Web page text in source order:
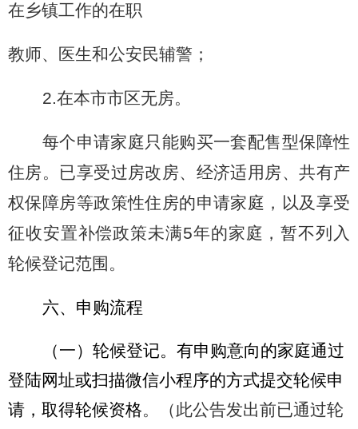
在乡镇工作的在职
教师、医生和公安民辅警；
2.在本市市区无房。
每个申请家庭只能购买一套配售型保障性
住房。已享受过房改房、经济适用房、共有产
权保障房等政策性住房的申请家庭，以及享受
征收安置补偿政策未满5年的家庭，暂不列入
轮候登记范围。
六、申购流程
（一）轮候登记。有申购意向的家庭通过
登陆网址或扫描微信小程序的方式提交轮候申
请，取得轮候资格。（此公告发出前已通过轮